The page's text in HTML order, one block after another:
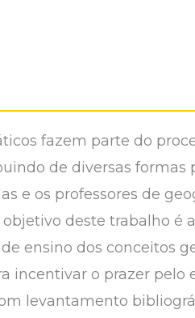
fazem parte do
de diversas formas
e os professores de
deste trabalho é
ensino dos conceitos
incentivar o prazer
levantamento